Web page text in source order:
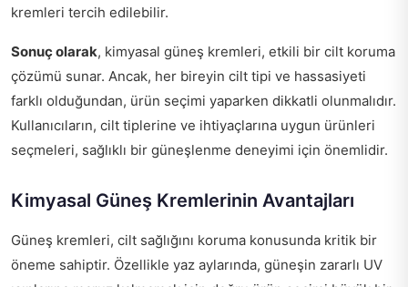
kremleri tercih edilebilir.
Sonuç olarak, kimyasal güneş kremleri, etkili bir cilt koruma
çözümü sunar. Ancak, her bireyin cilt tipi ve hassasiyeti
farklı olduğundan, ürün seçimi yaparken dikkatli olunmalıdır.
Kullanıcıların, cilt tiplerine ve ihtiyaçlarına uygun ürünleri
seçmeleri, sağlıklı bir güneşlenme deneyimi için önemlidir.
Kimyasal Güneş Kremlerinin Avantajları
Güneş kremleri, cilt sağlığını koruma konusunda kritik bir
öneme sahiptir. Özellikle yaz aylarında, güneşin zararlı UV